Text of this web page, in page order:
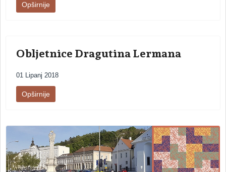
Opširnije
Obljetnice Dragutina Lermana
01 Lipanj 2018
Opširnije